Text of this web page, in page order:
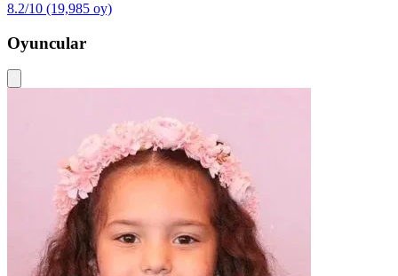
8.2/10 (19,985 oy)
Oyuncular